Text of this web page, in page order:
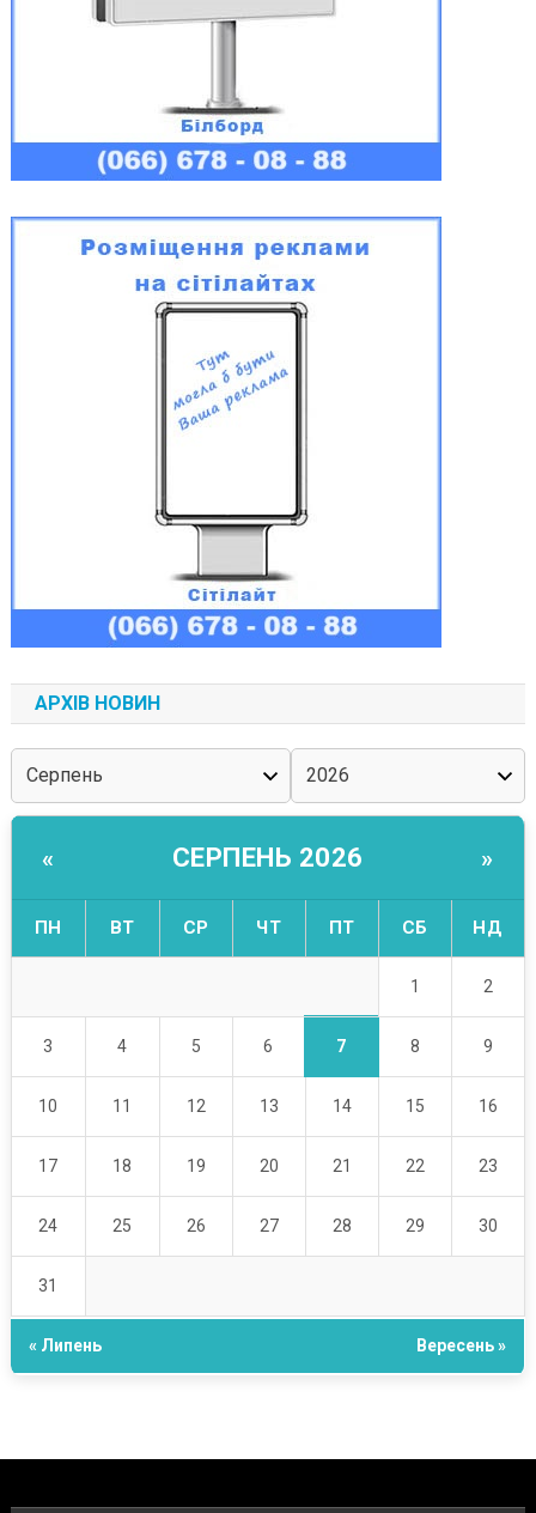
АРХІВ НОВИН
« СЕРПЕНЬ 2026 »
ПН ВТ СР ЧТ ПТ СБ НД
1 2
3 4 5 6 7 8 9
10 11 12 13 14 15 16
17 18 19 20 21 22 23
24 25 26 27 28 29 30
31
« Липень Вересень »